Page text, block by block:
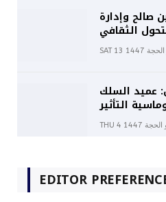
صالح وإدارة
الثقافي
عميد السلك
التأثير
EDITOR